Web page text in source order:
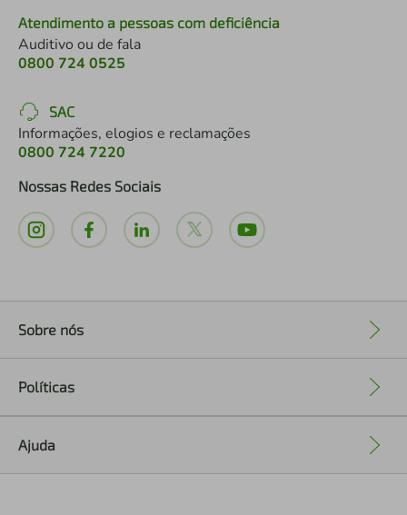
Atendimento a pessoas com deficiência
Auditivo ou de fala
0800 724 0525
SAC
Informações, elogios e reclamações
0800 724 7220
Nossas Redes Sociais
Sobre nós
Políticas
Ajuda